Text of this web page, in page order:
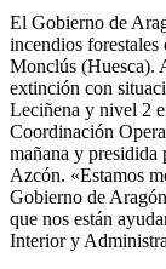
El Gobierno de
incendios
Monclús (Huesca).
extinción con
Leciñena y nivel 2
Coordinación
mañana y presidida
Azcón. «Estamos
Gobierno de
que nos están
Interior y